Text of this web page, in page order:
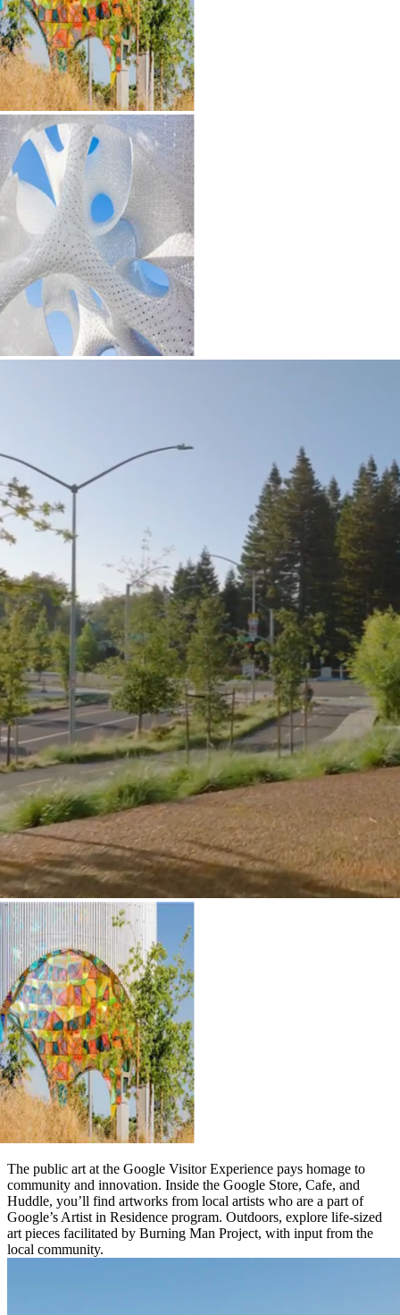
The public art at the Google Visitor Experience pays homage to
community and innovation. Inside the Google Store, Cafe, and
Huddle, you’ll find artworks from local artists who are a part of
Google’s Artist in Residence program. Outdoors, explore life-sized
art pieces facilitated by Burning Man Project, with input from the
local community.